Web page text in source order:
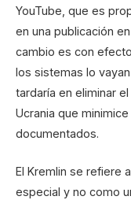
YouTube, que es
en una publicación
cambio es con
los sistemas lo
tardaría en eliminar
Ucrania que
documentados.
El Kremlin se refiere
especial y no como